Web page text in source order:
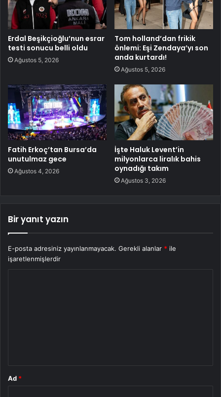
Erdal Beşikçioğlu’nun esrar
testi sonucu belli oldu
Ağustos 5, 2026
Tom holland’dan frikik
önlemi: Eşi Zendaya’yı son
anda kurtardı!
Ağustos 5, 2026
Fatih Erkoç’tan Bursa’da
unutulmaz gece
Ağustos 4, 2026
İşte Haluk Levent’in
milyonlarca liralık bahis
oynadığı takım
Ağustos 3, 2026
Bir yanıt yazın
E-posta adresiniz yayınlanmayacak. Gerekli alanlar * ile
işaretlenmişlerdir
Ad *